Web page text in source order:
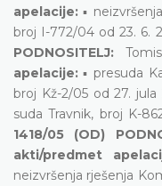
apelacije: ▪
broj I-772/04 od 23. 6.
PODNOSITELJ:
apelacije: ▪ presuda
broj Kž-2/05 od 27.
suda Travnik, broj K-
1418/05 (OD)
akti/predmet
neizvršenja rješenja